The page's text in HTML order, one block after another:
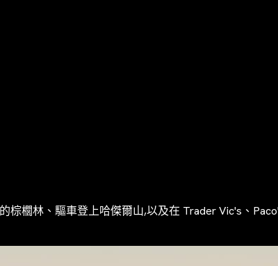
櫚林、驅車登上哈傑爾山,以及在 Trader Vic's、